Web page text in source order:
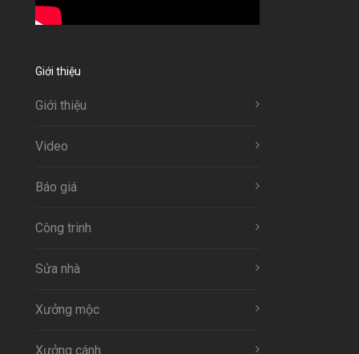
Giới thiệu
Giới thiệu
Video
Báo giá
Công trinh
Sửa nhà
Xưởng mộc
Xưởng cánh